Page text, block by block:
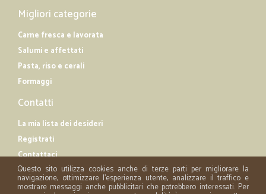
Migliori categorie
Carne fresca e lavorata
Salumi e affettati
Pasta, riso e cerali
Formaggi
Contatti
La mia lista dei desideri
Registrati
Contattaci
Questo sito utilizza cookies anche di terze parti per migliorare la
navigazione, ottimizzare l'esperienza utente, analizzare il traffico e
mostrare messaggi anche pubblicitari che potrebbero interessati. Per